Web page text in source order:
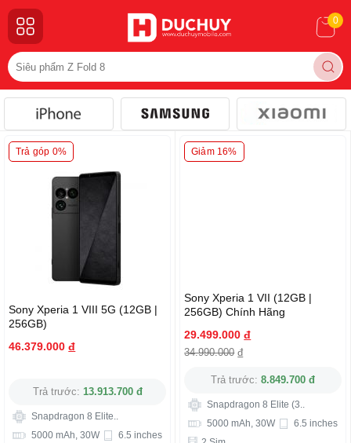
0
Trả góp 0%
Sony Xperia 1 VIII 5G (12GB |
256GB)
46.379.000 đ
Trả trước: 13.913.700 đ
Snapdragon 8 Elite..
5000 mAh, 30W
6.5 inches
Giảm 16%
Sony Xperia 1 VII (12GB |
256GB) Chính Hãng
29.499.000 đ
34.990.000 đ
Trả trước: 8.849.700 đ
Snapdragon 8 Elite (3..
5000 mAh, 30W
6.5 inches